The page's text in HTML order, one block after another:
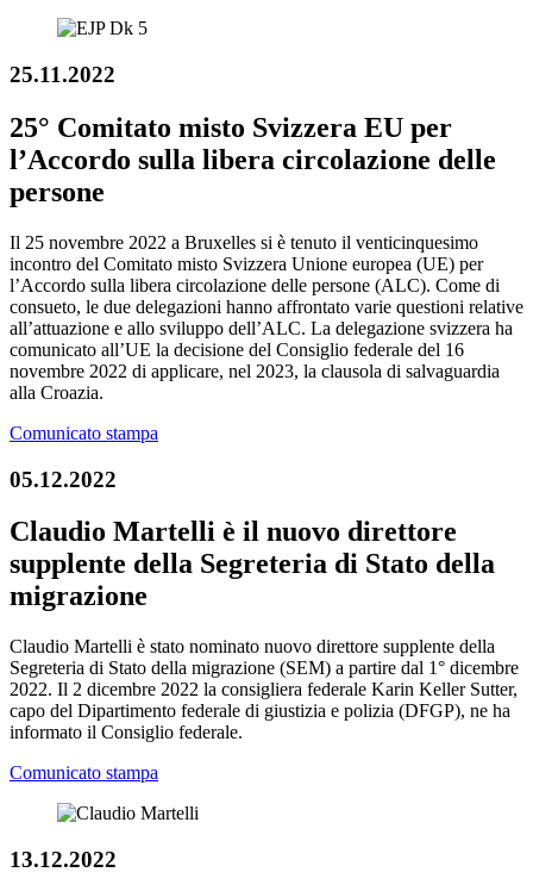
25.11.2022
25° Comitato misto Svizzera EU per
l’Accordo sulla libera circolazione delle
persone
Il 25 novembre 2022 a Bruxelles si è tenuto il venticinquesimo
incontro del Comitato misto Svizzera Unione europea (UE) per
l’Accordo sulla libera circolazione delle persone (ALC). Come di
consueto, le due delegazioni hanno affrontato varie questioni relative
all’attuazione e allo sviluppo dell’ALC. La delegazione svizzera ha
comunicato all’UE la decisione del Consiglio federale del 16
novembre 2022 di applicare, nel 2023, la clausola di salvaguardia
alla Croazia.
Comunicato stampa
05.12.2022
Claudio Martelli è il nuovo direttore
supplente della Segreteria di Stato della
migrazione
Claudio Martelli è stato nominato nuovo direttore supplente della
Segreteria di Stato della migrazione (SEM) a partire dal 1° dicembre
2022. Il 2 dicembre 2022 la consigliera federale Karin Keller Sutter,
capo del Dipartimento federale di giustizia e polizia (DFGP), ne ha
informato il Consiglio federale.
Comunicato stampa
13.12.2022